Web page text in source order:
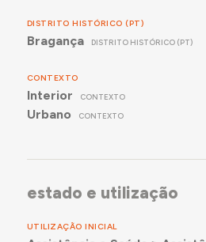
DISTRITO HISTÓRICO (PT)
Bragança DISTRITO HISTÓRICO (PT)
CONTEXTO
Interior CONTEXTO
Urbano CONTEXTO
estado e utilização
UTILIZAÇÃO INICIAL